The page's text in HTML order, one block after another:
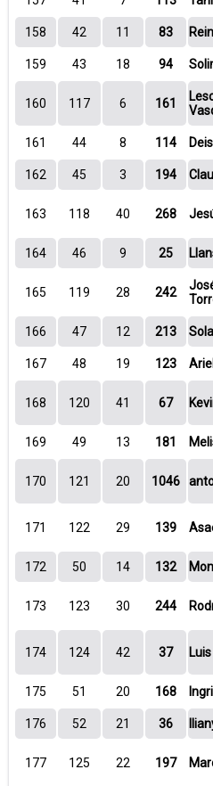
158
42 11 83
159
43 18 94
160 117 6 161
161
44 8 114
162
45 3 194
163 118 40 268
164
46 9 25
165 119 28 242
166
47 12 213
167
48 19 123
168 120 41 67
169
49 13 181
170 121 20 1046
171 122 29 139
172
50 14 132
173 123 30 244
174 124 42 37
175
51 20 168
176
52 21 36
177 125 22 197